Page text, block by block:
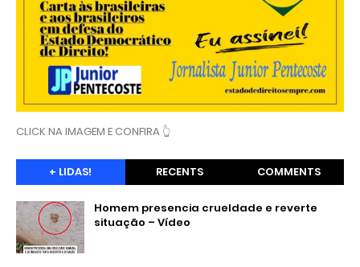
CLICK NA IMAGEM E CONFIRA 👆
+ LIDAS! RECENTS COMMENTS
Homem presencia crueldade e reverte
situação – Vídeo